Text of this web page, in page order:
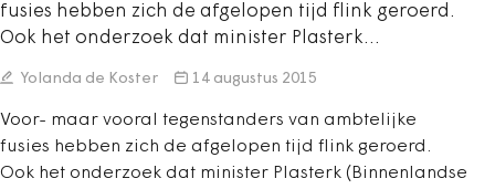
fusies hebben zich de afgelopen tijd flink geroerd.
Ook het onderzoek dat minister Plasterk…
Yolanda de Koster 14 augustus 2015
Voor- maar vooral tegenstanders van ambtelijke
fusies hebben zich de afgelopen tijd flink geroerd.
Ook het onderzoek dat minister Plasterk (Binnenlandse